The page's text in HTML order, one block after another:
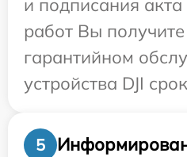
работ Вы
гарантийном
устройства DJI
5